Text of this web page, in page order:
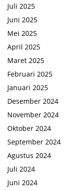
Juli 2025
Juni 2025
Mei 2025
April 2025
Maret 2025
Februari 2025
Januari 2025
Desember 2024
November 2024
Oktober 2024
September 2024
Agustus 2024
Juli 2024
Juni 2024